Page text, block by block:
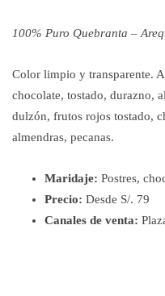
100% Puro Quebranta –
Color limpio y transparente.
chocolate, tostado, durazno,
dulzón, frutos rojos tostado,
almendras, pecanas.
Maridaje: Postres,
Precio: Desde S/. 79
Canales de venta: